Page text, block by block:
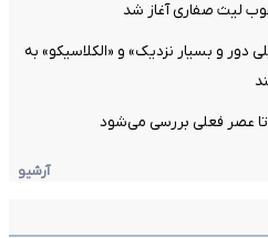
لیث صفاری آغاز شد
دور و بسیار نزدیک» و «الکلاسیکو» به
تا عصر فعلی بررسی می‌شود
آرشیو